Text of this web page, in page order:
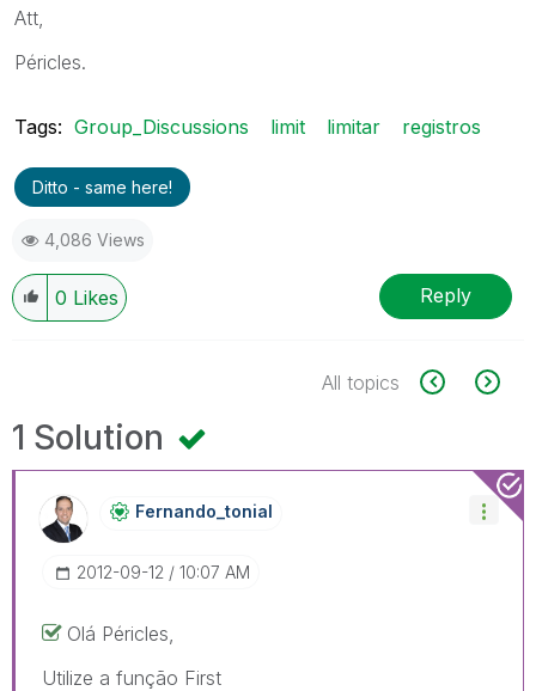
Att,
Péricles.
Tags: Group_Discussions limit limitar registros
Ditto - same here!
4,086 Views
0 Likes Reply
All topics
1 Solution
Fernando_tonial
‎2012-09-12 10:07 AM
Olá Péricles,
Utilize a função First